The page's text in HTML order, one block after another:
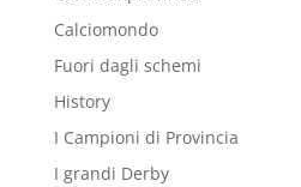
Calciomondo
Fuori dagli schemi
History
I Campioni di Provincia
I grandi Derby